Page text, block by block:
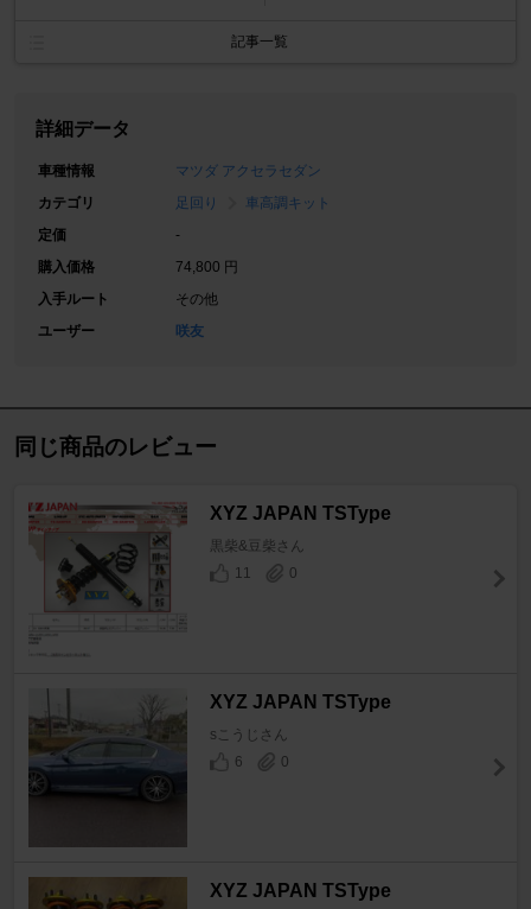
記事一覧
詳細データ
車種情報
マツダ アクセラセダン
カテゴリ
足回り
車高調キット
定価
-
購入価格
74,800 円
入手ルート
その他
ユーザー
咲友
同じ商品のレビュー
XYZ JAPAN TSType
黒柴&豆柴さん
11
0
XYZ JAPAN TSType
sこうじさん
6
0
XYZ JAPAN TSType